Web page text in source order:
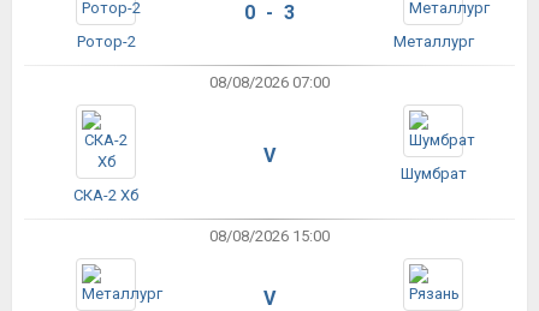
Ротор-2
0 - 3
Металлург
08/08/2026 07:00
СКА-2 Хб
V
Шумбрат
08/08/2026 15:00
V